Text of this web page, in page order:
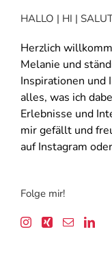
HALLO | HI |
Herzlich
Melanie und
Inspirationen und
alles, was ich
Erlebnisse und
mir gefällt und
auf Instagram
Folge mir!